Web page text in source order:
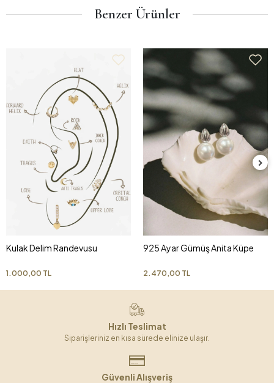
Benzer Ürünler
Kulak Delim Randevusu
1.000,00 TL
925 Ayar Gümüş Anita Küpe
2.470,00 TL
Hızlı Teslimat
Siparişleriniz en kısa sürede elinize ulaşır.
Güvenli Alışveriş